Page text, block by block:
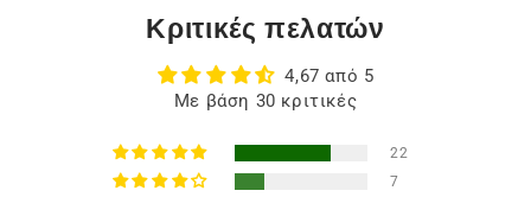
Κριτικές πελατών
4,67 από 5
Με βάση 30 κριτικές
22
7